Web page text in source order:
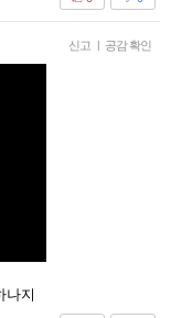
신고 | 공감 확인
나지